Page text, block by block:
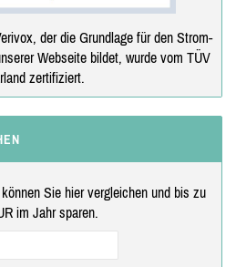
der die Grundlage für den Strom-
Webseite bildet, wurde vom TÜV
zertifiziert.
Sie hier vergleichen und bis zu
im Jahr sparen.